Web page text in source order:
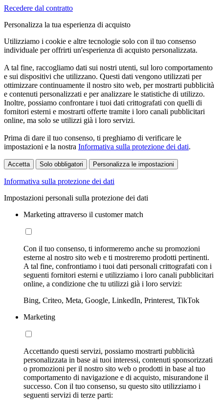
Recedere dal contratto
Personalizza la tua esperienza di acquisto
Utilizziamo i cookie e altre tecnologie solo con il tuo consenso
individuale per offrirti un'esperienza di acquisto personalizzata.
A tal fine, raccogliamo dati sui nostri utenti, sul loro comportamento
e sui dispositivi che utilizzano. Questi dati vengono utilizzati per
ottimizzare continuamente il nostro sito web, per mostrarti pubblicità
e contenuti personalizzati e per analizzare le statistiche di utilizzo.
Inoltre, possiamo confrontare i tuoi dati crittografati con quelli di
fornitori esterni e mostrarti offerte tramite i loro canali pubblicitari
online, ma solo se utilizzi già i loro servizi.
Prima di dare il tuo consenso, ti preghiamo di verificare le
impostazioni e la nostra Informativa sulla protezione dei dati.
Accetta Solo obbligatori Personalizza le impostazioni
Informativa sulla protezione dei dati
Impostazioni personali sulla protezione dei dati
Marketing attraverso il customer match
Con il tuo consenso, ti informeremo anche su promozioni
esterne al nostro sito web e ti mostreremo prodotti pertinenti.
A tal fine, confrontiamo i tuoi dati personali crittografati con i
seguenti fornitori esterni e utilizziamo i loro canali pubblicitari
online, a condizione che tu utilizzi già i loro servizi:
Bing, Criteo, Meta, Google, LinkedIn, Printerest, TikTok
Marketing
Accettando questi servizi, possiamo mostrarti pubblicità
personalizzata in base ai tuoi interessi, contenuti sponsorizzati
o promozioni per il nostro sito web o prodotti in base al tuo
comportamento di navigazione e di acquisto, misurandone il
successo. Con il tuo consenso, su questo sito utilizziamo i
seguenti servizi di terze parti: